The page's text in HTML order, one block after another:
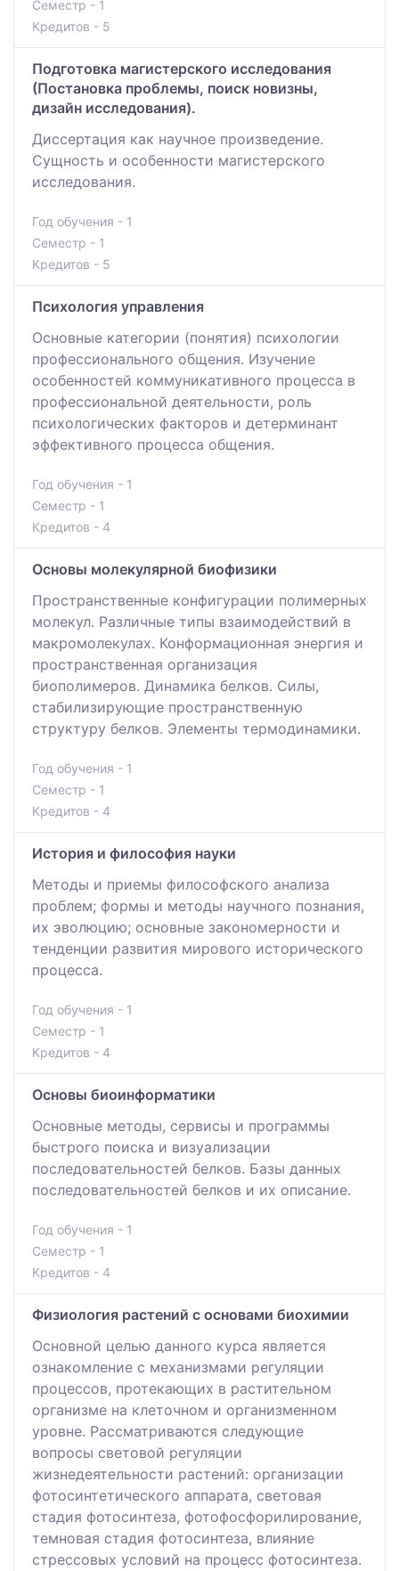
Семестр - 1
Кредитов - 5
Подготовка магистерского исследования
(Постановка проблемы, поиск новизны,
дизайн исследования).
Диссертация как научное произведение.
Сущность и особенности магистерского
исследования.
Год обучения - 1
Семестр - 1
Кредитов - 5
Психология управления
Основные категории (понятия) психологии
профессионального общения. Изучение
особенностей коммуникативного процесса в
профессиональной деятельности, роль
психологических факторов и детерминант
эффективного процесса общения.
Год обучения - 1
Семестр - 1
Кредитов - 4
Основы молекулярной биофизики
Пространственные конфигурации полимерных
молекул. Различные типы взаимодействий в
макромолекулах. Конформационная энергия и
пространственная организация
биополимеров. Динамика белков. Силы,
стабилизирующие пространственную
структуру белков. Элементы термодинамики.
Год обучения - 1
Семестр - 1
Кредитов - 4
История и философия науки
Методы и приемы философского анализа
проблем; формы и методы научного познания,
их эволюцию; основные закономерности и
тенденции развития мирового исторического
процесса.
Год обучения - 1
Семестр - 1
Кредитов - 4
Основы биоинформатики
Основные методы, сервисы и программы
быстрого поиска и визуализации
последовательностей белков. Базы данных
последовательностей белков и их описание.
Год обучения - 1
Семестр - 1
Кредитов - 4
Физиология растений с основами биохимии
Основной целью данного курса является
ознакомление с механизмами регуляции
процессов, протекающих в растительном
организме на клеточном и организменном
уровне. Рассматриваются следующие
вопросы световой регуляции
жизнедеятельности растений: организации
фотосинтетического аппарата, световая
стадия фотосинтеза, фотофосфорилирование,
темновая стадия фотосинтеза, влияние
стрессовых условий на процесс фотосинтеза.